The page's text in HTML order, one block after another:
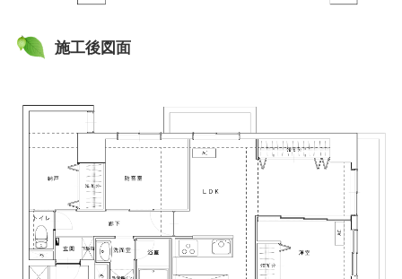
施工後図面